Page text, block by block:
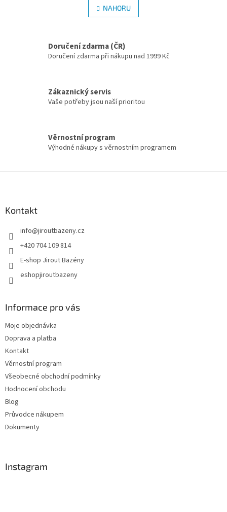
NAHORU
Doručení zdarma (ČR)
Doručení zdarma při nákupu nad 1999 Kč
Zákaznický servis
Vaše potřeby jsou naší prioritou
Věrnostní program
Výhodné nákupy s věrnostním programem
Kontakt
info@jiroutbazeny.cz
+420 704 109 814
E-shop Jirout Bazény
eshopjiroutbazeny
Informace pro vás
Moje objednávka
Doprava a platba
Kontakt
Věrnostní program
Všeobecné obchodní podmínky
Hodnocení obchodu
Blog
Průvodce nákupem
Dokumenty
Instagram